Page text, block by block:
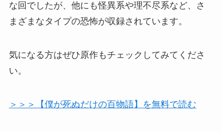
な回でしたが、他にも怪異系や理不尽系など、さ
まざまなタイプの恐怖が収録されています。
気になる方はぜひ原作もチェックしてみてくださ
い。
＞＞＞【僕が死ぬだけの百物語】を無料で読む